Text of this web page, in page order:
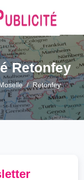
Retonfey
Retonfey